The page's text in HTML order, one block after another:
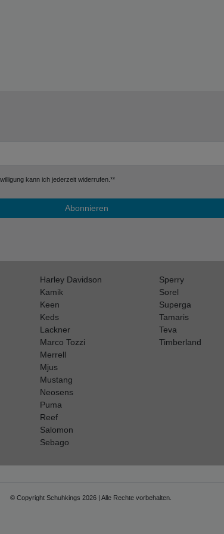
kann ich jederzeit widerrufen.**
Abonnieren
Harley Davidson
Kamik
Keen
Keds
Lackner
Marco Tozzi
Merrell
Mjus
Mustang
Neosens
Puma
Reef
Salomon
Sebago
Sperry
Sorel
Superga
Tamaris
Teva
Timberland
© Copyright Schuhkings 2026 | Alle Rechte vorbehalten.